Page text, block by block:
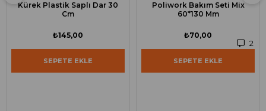
Kürek Plastik Saplı Dar 30
Cm
₺145,00
SEPETE EKLE
Poliwork Bakım Seti Mix
60*130 Mm
2
₺70,00
SEPETE EKLE